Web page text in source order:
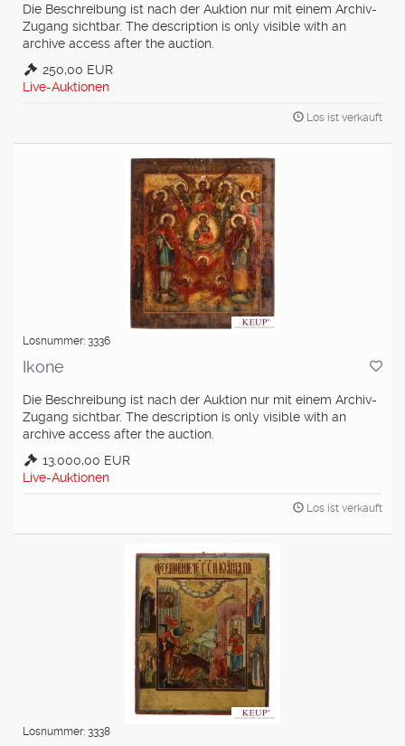
Die Beschreibung ist nach der Auktion nur mit einem Archiv-
Zugang sichtbar. The description is only visible with an
archive access after the auction.
250,00 EUR
Live-Auktionen
Los ist verkauft
Losnummer: 3336
Ikone
Die Beschreibung ist nach der Auktion nur mit einem Archiv-
Zugang sichtbar. The description is only visible with an
archive access after the auction.
13.000,00 EUR
Live-Auktionen
Los ist verkauft
Losnummer: 3338